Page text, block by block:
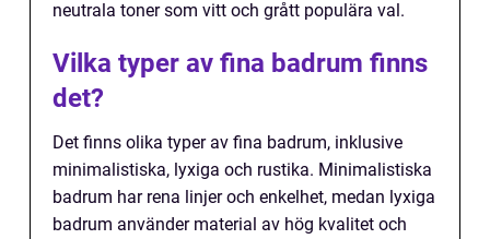
neutrala toner som vitt och grått populära val.
Vilka typer av fina badrum finns
det?
Det finns olika typer av fina badrum, inklusive
minimalistiska, lyxiga och rustika. Minimalistiska
badrum har rena linjer och enkelhet, medan lyxiga
badrum använder material av hög kvalitet och